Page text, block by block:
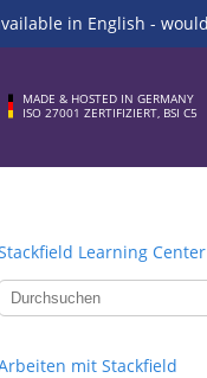
in English -
MADE & HOSTED IN GERMANY
ISO 27001 ZERTIFIZIERT, BSI C5
Learning Center
mit Stackfield